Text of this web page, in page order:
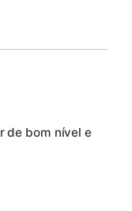
de bom nível e